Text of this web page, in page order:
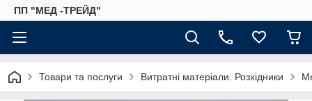
ПП "МЕД -ТРЕЙД"
Товари та послуги Витратні матеріали. Розхідники